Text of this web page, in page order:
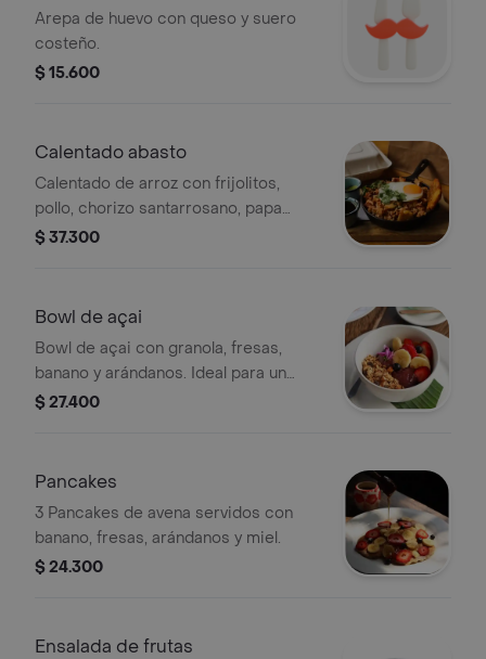
Arepa de huevo con queso y suero
costeño.
$ 15.600
Calentado abasto
Calentado de arroz con frijolitos,
pollo, chorizo santarrosano, papa
nativa, plátano maduro y huevo frito.
$ 37.300
Bowl de açai
Bowl de açai con granola, fresas,
banano y arándanos. Ideal para un
brunch refrescante.
$ 27.400
Pancakes
3 Pancakes de avena servidos con
banano, fresas, arándanos y miel.
$ 24.300
Ensalada de frutas